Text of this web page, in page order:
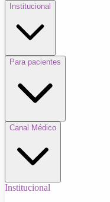
Institucional
Para pacientes
Canal Médico
Institucional